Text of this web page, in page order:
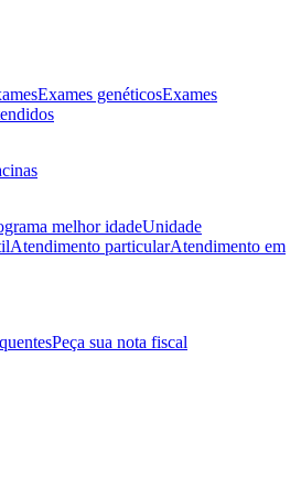
Exames genéticosExames
melhor idadeUnidade
Atendimento particularAtendimento em
Peça sua nota fiscal